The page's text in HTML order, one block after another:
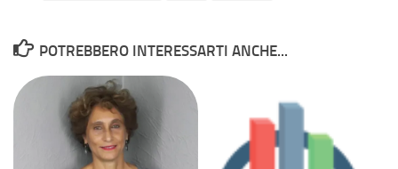
POTREBBERO INTERESSARTI ANCHE...